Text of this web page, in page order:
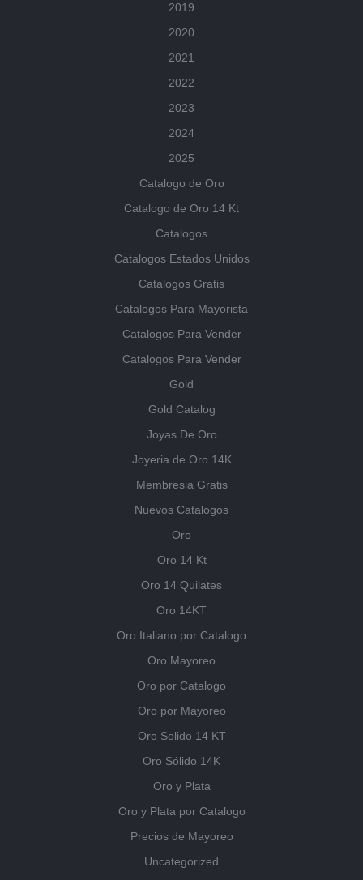
2019
2020
2021
2022
2023
2024
2025
Catalogo de Oro
Catalogo de Oro 14 Kt
Catalogos
Catalogos Estados Unidos
Catalogos Gratis
Catalogos Para Mayorista
Catalogos Para Vender
Catalogos Para Vender
Gold
Gold Catalog
Joyas De Oro
Joyeria de Oro 14K
Membresia Gratis
Nuevos Catalogos
Oro
Oro 14 Kt
Oro 14 Quilates
Oro 14KT
Oro Italiano por Catalogo
Oro Mayoreo
Oro por Catalogo
Oro por Mayoreo
Oro Solido 14 KT
Oro Sólido 14K
Oro y Plata
Oro y Plata por Catalogo
Precios de Mayoreo
Uncategorized